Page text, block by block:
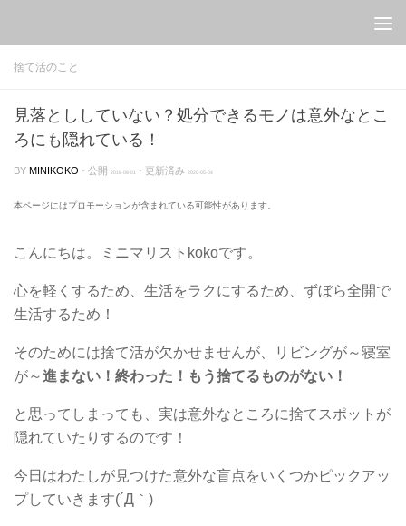
捨て活のこと
見落とししていない？処分できるモノは意外なとこ
ろにも隠れている！
BY MINIKOKO · 公開 2018-08-01 · 更新済み 2020-05-04
本ページにはプロモーションが含まれている可能性があります。
こんにちは。ミニマリストkokoです。
心を軽くするため、生活をラクにするため、ずぼら全開で
生活するため！
そのためには捨て活が欠かせませんが、リビングが～寝室
が～進まない！終わった！もう捨てるものがない！
と思ってしまっても、実は意外なところに捨てスポットが
隠れていたりするのです！
今日はわたしが見つけた意外な盲点をいくつかピックアッ
プしていきます(´Д｀)